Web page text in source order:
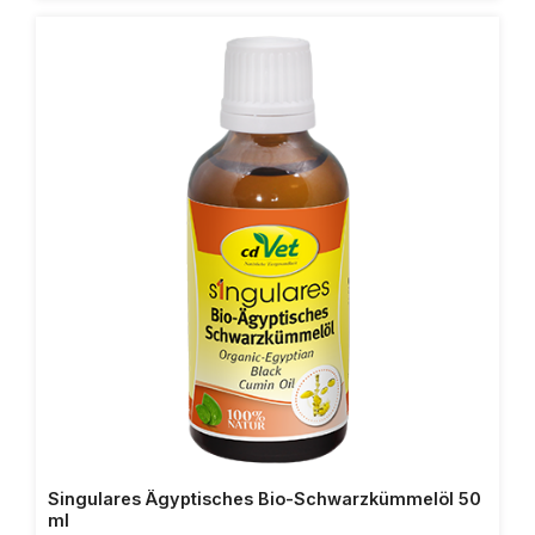
Darmflora zusätzlich unterstützt werden. Eine gute
Eigenregulation beitragen.Zudem können die
enthaltenen Öle die Atemwegskondition
fütterungsbedingt unterstützten.- Frische
Schwarzkümmelsticks aus eigener Bio-Herstellung- Aus
Premiumsaat (Nigella Sativa), original ägyptischer Bio-
Anbau- Sehr hoher Restölgehalt 16 - 17% auf Grund
des besonderen cdVet Kaltpressverfahrens- Durch
diese cdVet Kaltpressung wird aus den Saaten
schonend Bio-Schwarzkümmelöl gewonnen und es
entsteht der wertvolle Presskuchen- Frei von
Konservierungs- oder anderen Zusatzstoffen- Hoher
Anteil an ungesättigten Fettsäuren- In den Sticks sind
natürlich alle Wirkstoffe enthalten, die Sie auch im
Schwarzkümmelöl finden- Fütterungsbedingte
Unterstützung der Atemwegskondition
Singulares Ägyptisches Bio-Schwarzkümmelöl 50
ml